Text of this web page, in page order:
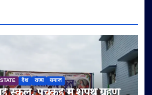
STATE देश राज्य समाज